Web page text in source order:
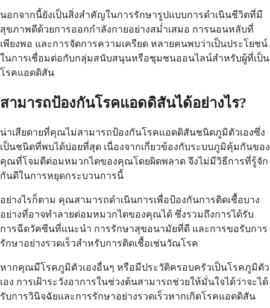
นอกจากนี้ยังเป็นสิ่งสำคัญในการรักษารูปแบบการดำเนินชีวิตที่มี
สุขภาพดีด้วยการออกกำลังกายอย่างสม่ำเสมอ การนอนหลับที่
เพียงพอ และการจัดการความเครียด หลายคนพบว่าเป็นประโยชน์
ในการเชื่อมต่อกับกลุ่มสนับสนุนหรือชุมชนออนไลน์สำหรับผู้ที่เป็น
โรคแอดดิสัน
สามารถป้องกันโรคแอดดิสันได้อย่างไร?
น่าเสียดายที่คุณไม่สามารถป้องกันโรคแอดดิสันชนิดภูมิตัวเองซึ่ง
เป็นชนิดที่พบได้บ่อยที่สุด เนื่องจากเกี่ยวข้องกับระบบภูมิคุ้มกันของ
คุณที่โจมตีต่อมหมวกไตของคุณโดยผิดพลาด จึงไม่มีวิธีการที่รู้จัก
กันดีในการหยุดกระบวนการนี้
อย่างไรก็ตาม คุณสามารถดำเนินการเพื่อป้องกันการติดเชื้อบาง
อย่างที่อาจทำลายต่อมหมวกไตของคุณได้ ซึ่งรวมถึงการได้รับ
การฉีดวัคซีนที่แนะนำ การรักษาสุขอนามัยที่ดี และการขอรับการ
รักษาอย่างรวดเร็วสำหรับการติดเชื้อเช่นวัณโรค
หากคุณมีโรคภูมิตัวเองอื่นๆ หรือมีประวัติครอบครัวเป็นโรคภูมิตัว
เอง การเฝ้าระวังอาการในช่วงต้นสามารถช่วยให้มั่นใจได้ว่าจะได้
รับการวินิจฉัยและการรักษาอย่างรวดเร็วหากเกิดโรคแอดดิสัน